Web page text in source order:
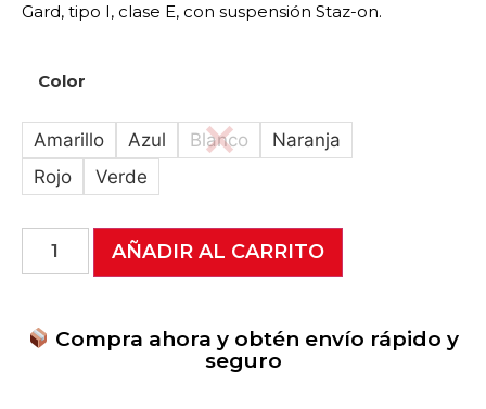
Gard, tipo I, clase E, con suspensión Staz-on.
Color
Amarillo Azul Blanco
Naranja
Rojo
Verde
AÑADIR AL CARRITO
Compra ahora y obtén envío rápido y
seguro